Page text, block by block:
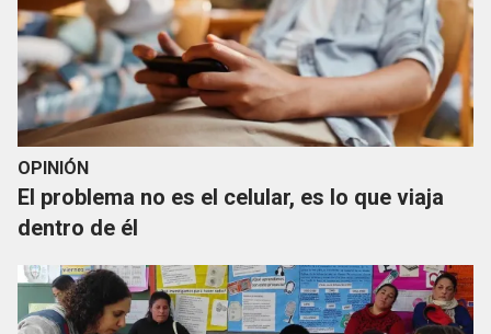
OPINIÓN
El problema no es el celular, es lo que viaja
dentro de él